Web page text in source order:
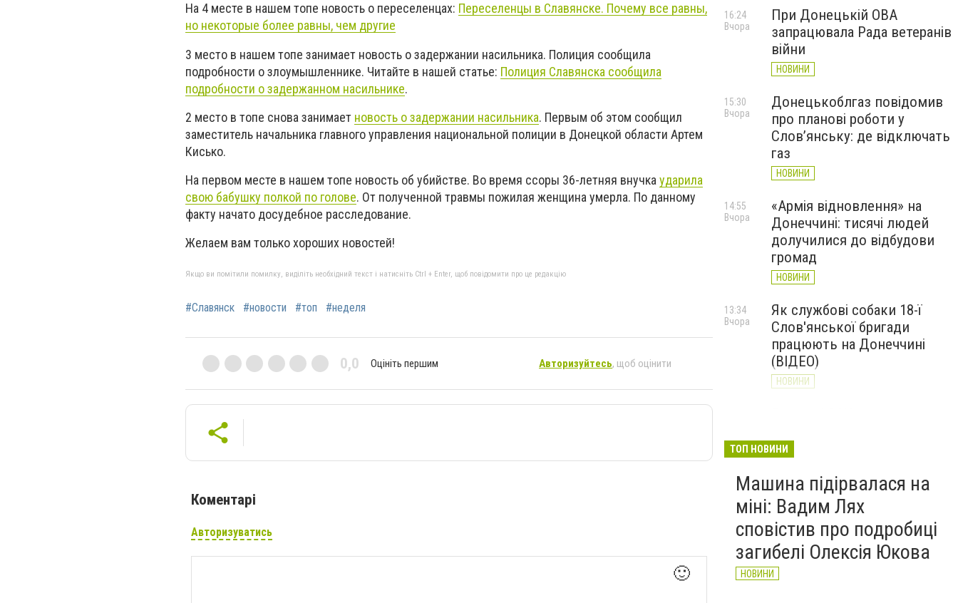
На 4 месте в нашем топе новость о переселенцах: Переселенцы в Славянске. Почему все равны,
но некоторые более равны, чем другие
3 место в нашем топе занимает новость о задержании насильника. Полиция сообщила
подробности о злоумышленнике. Читайте в нашей статье: Полиция Славянска сообщила
подробности о задержанном насильнике.
2 место в топе снова занимает новость о задержании насильника. Первым об этом сообщил
заместитель начальника главного управления национальной полиции в Донецкой области Артем
Кисько.
На первом месте в нашем топе новость об убийстве. Во время ссоры 36-летняя внучка ударила
свою бабушку полкой по голове. От полученной травмы пожилая женщина умерла. По данному
факту начато досудебное расследование.
Желаем вам только хороших новостей!
Якщо ви помітили помилку, виділіть необхідний текст і натисніть Ctrl + Enter, щоб повідомити про це редакцію
#Славянск #новости #топ #неделя
0,0 Оцініть першим Авторизуйтесь, щоб оцінити
Коментарі
Авторизуватись
🙂
При Донецькій ОВА
запрацювала Рада ветеранів
війни
НОВИНИ
16:24
Вчора
Донецькоблгаз повідомив
про планові роботи у
Слов’янську: де відключать
газ
НОВИНИ
15:30
Вчора
«Армія відновлення» на
Донеччині: тисячі людей
долучилися до відбудови
громад
НОВИНИ
14:55
Вчора
Як службові собаки 18-ї
Слов'янської бригади
працюють на Донеччині
(ВІДЕО)
НОВИНИ
13:34
Вчора
та найближчих напрямках
ТОП НОВИНИ
Машина підірвалася на
міні: Вадим Лях
сповістив про подробиці
загибелі Олексія Юкова
НОВИНИ